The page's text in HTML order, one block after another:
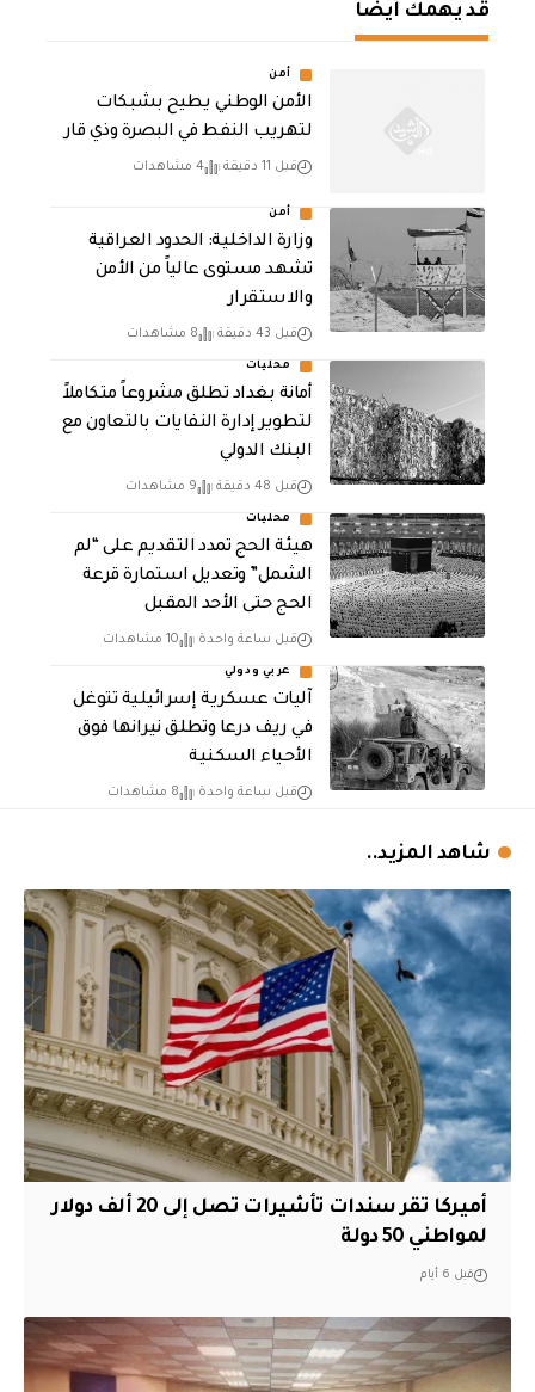
قد يهمك أيضا
أمن
الأمن الوطني يطيح بشبكات
لتهريب النفط في البصرة وذي قار
قبل 11 دقيقة 4 مشاهدات
أمن
وزارة الداخلية: الحدود العراقية
تشهد مستوى عالياً من الأمن
والاستقرار
قبل 43 دقيقة 8 مشاهدات
محليات
أمانة بغداد تطلق مشروعاً متكاملاً
لتطوير إدارة النفايات بالتعاون مع
البنك الدولي
قبل 48 دقيقة 9 مشاهدات
محليات
هيئة الحج تمدد التقديم على “لم
الشمل” وتعديل استمارة قرعة
الحج حتى الأحد المقبل
قبل ساعة واحدة 10 مشاهدات
عربي ودولي
آليات عسكرية إسرائيلية تتوغل
في ريف درعا وتطلق نيرانها فوق
الأحياء السكنية
قبل ساعة واحدة 8 مشاهدات
شاهد المزيد..
أميركا تقر سندات تأشيرات تصل إلى 20 ألف دولار
لمواطني 50 دولة
قبل 6 أيام